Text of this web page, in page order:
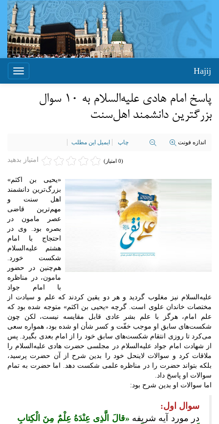
Toggle
Hajij
پاسخ امام هادی علیه‌السلام به ۱۰ سوال
بزرگترین دانشمند اهل‌سنت
اندازه فونت چاپ ایمیل این مطلب
امتیاز بدهید (0 امتیاز)
«یحیی بن اکثم»
اهل سنت و
مهم‌ترین قاضی
عصر مامون در
بصره بود. وی در
احتجاج با امام
هشتم علیه‌السلام
شکست خورد.
هم‌چنین در حضور
مامون، در مناظره
با امام جواد
علیه‌السلام نیز مغلوب گردید و هر دو یقین کردند که علم و سیادت از
مختصات خاندان علوی است. گرچه «یحیی بن اکثم» متوجه شده بود که
علم امام، هرگز با علم بشر عادی قابل مقایسه نیست، لکن چون
شکست‌‎های سابق او موجب خفّت و کسر شأن او شده بود، همواره سعی
می‎‌کرد تا روزی انتقام شکست‌های سابق خود را از امام بعدی بگیرد. پس
از شهادت امام جواد علیه‌السلام در مجلسی حضرت هادی علیه‌السلام را
ملاقات کرد و سوالات لاینحل خود را بدین شرح از آن حضرت پرسید،
بلکه بتواند حضرت را در مناظره علمی شکست دهد. اما حضرت به تمام
سوالات او پاسخ داد.
اما سوالات او بدین شرح بود:
سوال اول:
در مورد آیه ‌شریفه «قالَ الَّذِی عِنْدَهُ عِلْمٌ مِنَ الْکِتابِ